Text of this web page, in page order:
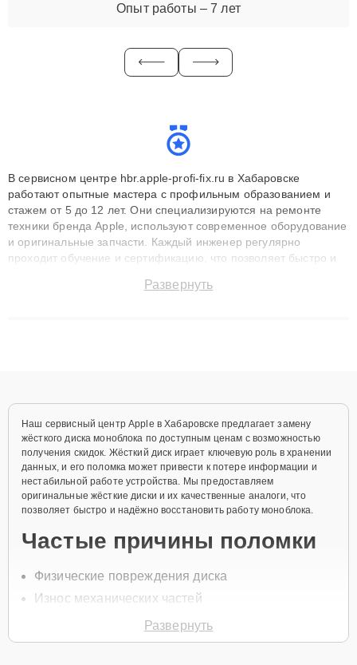
Опыт работы – 7 лет
В сервисном центре hbr.apple-profi-fix.ru в Хабаровске
работают опытные мастера с профильным образованием и
стажем от 5 до 12 лет. Они специализируются на ремонте
техники бренда Apple, используют современное оборудование
и оригинальные запчасти. Каждый инженер регулярно
проходит обучение и сертификацию, что позволяет быстро и
сохранением гарантии до 3 лет. Наши мастера решают
Развернуть
Наш сервисный центр Apple в Хабаровске предлагает замену
жёсткого диска моноблока по доступным ценам с возможностью
получения скидок. Жёсткий диск играет ключевую роль в хранении
данных, и его поломка может привести к потере информации и
нестабильной работе устройства. Мы предоставляем
оригинальные жёсткие диски и их качественные аналоги, что
позволяет быстро и надёжно восстановить работу моноблока.
Частые причины поломки
Физические повреждения диска
Износ механических частей
Ошибки при чтении данных
Перегрев устройства
Развернуть